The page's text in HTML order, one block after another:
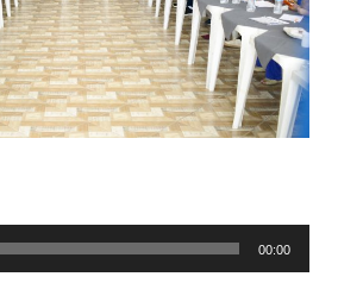
00:00